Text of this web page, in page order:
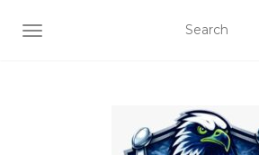
TOGGLE NAVIGATION